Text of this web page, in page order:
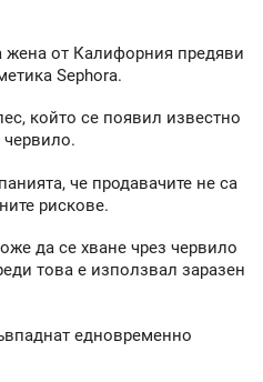
жена от Калифорния предяви
Sephora.
който се появил известно
червило.
че продавачите не са
рискове.
да се хване чрез червило
това е използвал заразен
едновременно